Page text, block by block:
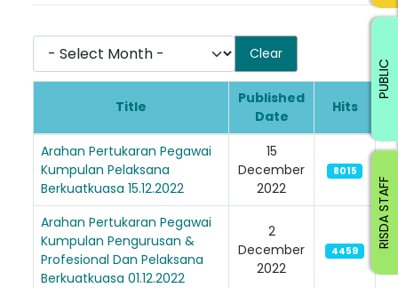
- Select Month -
Clear
Articles
Title
Published
Date
Hits
Arahan Pertukaran Pegawai
Kumpulan Pelaksana
Berkuatkuasa 15.12.2022
15
December
2022
8015
Arahan Pertukaran Pegawai
Kumpulan Pengurusan &
Profesional Dan Pelaksana
Berkuatkuasa 01.12.2022
2
December
2022
4459
RISDA STAFF
PUBLIC